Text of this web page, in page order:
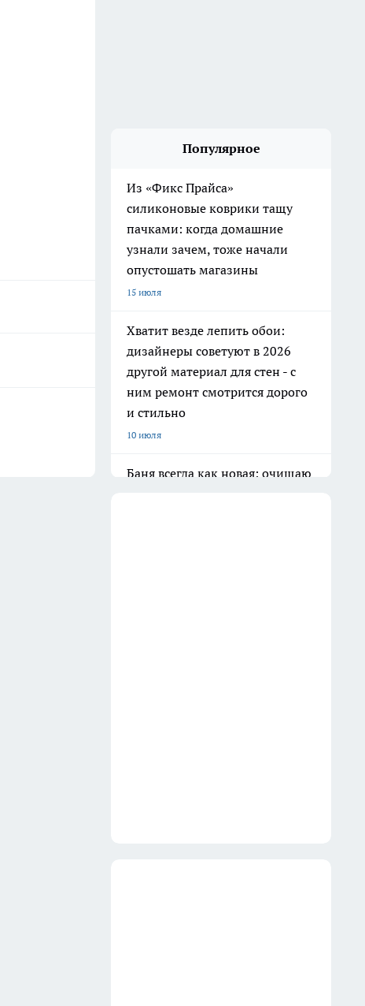
Популярное
Из «Фикс Прайса»
силиконовые коврики тащу
пачками: когда домашние
узнали зачем, тоже начали
опустошать магазины
15 июля
Хватит везде лепить обои:
дизайнеры советуют в 2026
другой материал для стен - с
ним ремонт смотрится дорого
и стильно
10 июля